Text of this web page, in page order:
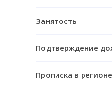
Занятость
Подтверждение
Прописка в